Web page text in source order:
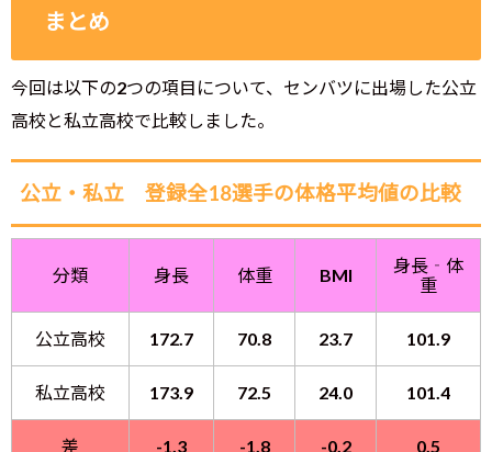
まとめ
今回は以下の2つの項目について、センバツに出場した公立
高校と私立高校で比較しました。
公立・私立 登録全18選手の体格平均値の比較
分類 身長 体重 BMI
身長‐体
重
公立高校 172.7 70.8 23.7 101.9
私立高校 173.9 72.5 24.0 101.4
差 -1.3 -1.8 -0.2 0.5